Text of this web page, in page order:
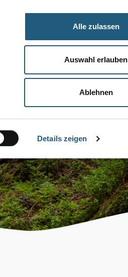
Details zeigen
Alle zulassen
Auswahl erlauben
Ablehnen